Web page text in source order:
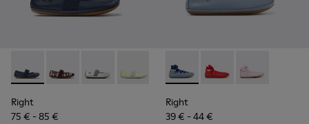
Right - 80025-116 - Ballerines en cuir bleu pour enfants.
Right - 80025-160 - Ballerines en cuir multicolore
Right - 80025-159 - Ballerines en cuir grises
Right - 80025-109
Right - 80025-053 -
Right - 80025-030
Right
75 € - 85 €
Right - K800674-002 -
Right - K800674-
Right -
Right
39 € - 44 €